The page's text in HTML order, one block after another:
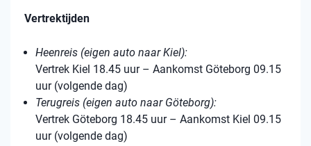
Vertrektijden
Heenreis (eigen auto naar Kiel):
Vertrek Kiel 18.45 uur – Aankomst Göteborg 09.15
uur (volgende dag)
Terugreis (eigen auto naar Göteborg):
Vertrek Göteborg 18.45 uur – Aankomst Kiel 09.15
uur (volgende dag)